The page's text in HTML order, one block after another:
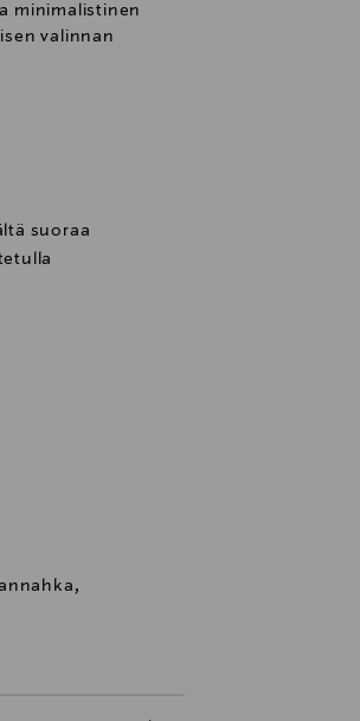
minimalistinen
valinnan
suoraa